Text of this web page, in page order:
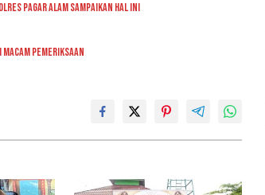
Pagar Alam Sampaikan Hal Ini
Pemeriksaan